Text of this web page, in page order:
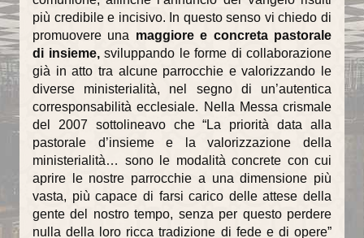
più credibile e incisivo. In questo senso vi chiedo di
promuovere una maggiore e concreta pastorale
di insieme,sviluppando le forme di collaborazione
già in atto tra alcune parrocchie e valorizzando le
diverse ministerialità, nel segno di un’autentica
corresponsabilità ecclesiale. Nella Messa crismale
del 2007 sottolineavo che “La priorità data alla
pastorale d’insieme e la valorizzazione della
ministerialità… sono le modalità concrete con cui
aprire le nostre parrocchie a una dimensione più
vasta, più capace di farsi carico delle attese della
gente del nostro tempo, senza per questo perdere
nulla della loro ricca tradizione di fede e di opere”